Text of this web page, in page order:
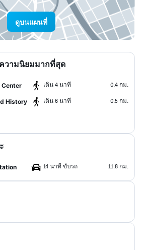
ดูบนแผนที่
วามนิยมมากที่สุด
Center เดิน 4 นาที 0.4 กม.
History เดิน 6 นาที 0.5 กม.
14 นาที ขับรถ 11.8 กม.